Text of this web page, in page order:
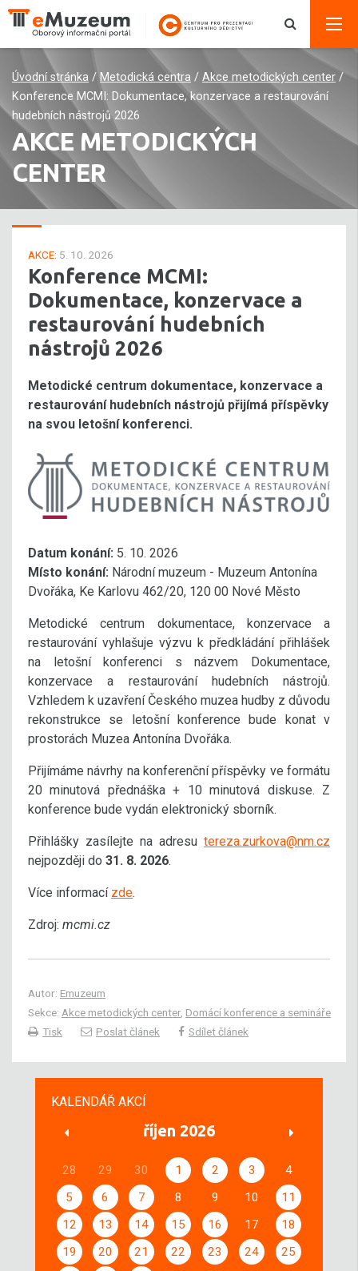
Úvodní stránka / Metodická centra / Akce metodických center /
Konference MCMI: Dokumentace, konzervace a restaurování
hudebních nástrojů 2026
AKCE METODICKÝCH
CENTER
AKCE: 5. 10. 2026
Konference MCMI:
Dokumentace, konzervace a
restaurování hudebních
nástrojů 2026
Metodické centrum dokumentace, konzervace a
restaurování hudebních nástrojů přijímá příspěvky
na svou letošní konferenci.
Datum konání: 5. 10. 2026
Místo konání: Národní muzeum - Muzeum Antonína
Dvořáka, Ke Karlovu 462/20, 120 00 Nové Město
Metodické centrum dokumentace, konzervace a
restaurování vyhlašuje výzvu k předkládání přihlášek
na letošní konferenci s názvem Dokumentace,
konzervace a restaurování hudebních nástrojů.
Vzhledem k uzavření Českého muzea hudby z důvodu
rekonstrukce se letošní konference bude konat v
prostorách Muzea Antonína Dvořáka.
Přijímáme návrhy na konferenční příspěvky ve formátu
20 minutová přednáška + 10 minutová diskuse. Z
konference bude vydán elektronický sborník.
Přihlášky zasílejte na adresu tereza.zurkova@nm.cz
nejpozději do 31. 8. 2026.
Více informací zde.
Zdroj: mcmi.cz
Autor: Emuzeum
Sekce: Akce metodických center, Domácí konference a semináře
Tisk
Poslat článek Sdílet článek
KALENDÁŘ AKCÍ
říjen 2026
28 29 30 1 2 3
4
5
6 7 8 9 10
11
12
13 14 15 16 17
18
19
20 21 22 23 24
25